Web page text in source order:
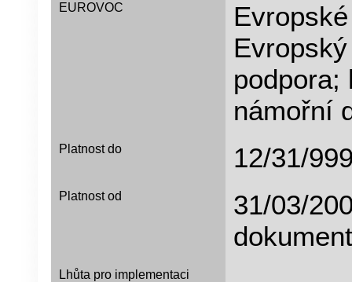
EUROVOC
podpora;
námořní
Platnost do 12/31/
Platnost od
31/03/
Lhůta pro implementaci